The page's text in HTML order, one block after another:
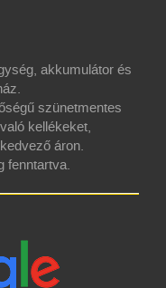
akkumulátor és
szünetmentes
kellékeket,
áron.
fenntartva.